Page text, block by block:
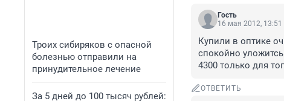
Троих сибиряков с опасной
болезнью отправили на
принудительное лечение
За 5 дней до 100 тысяч рублей:
Гость
16 мая 2012, 13:51
Купили в оптике
спокойно
4300 только для
ОТВЕТИТЬ